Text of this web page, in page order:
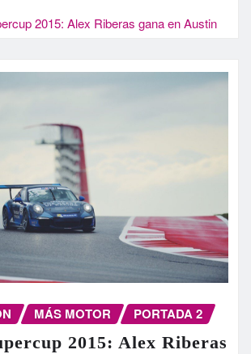
2015: Alex Riberas gana en Austin
MÁS MOTOR PORTADA 2
2015: Alex Riberas